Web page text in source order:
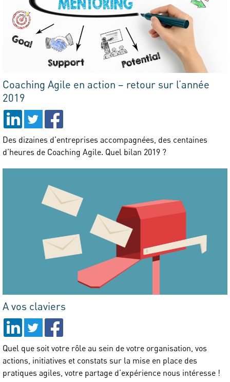
Coaching Agile en action – retour sur l’année
2019
Des dizaines d’entreprises accompagnées, des centaines
d’heures de Coaching Agile. Quel bilan 2019 ?
A vos claviers
Quel que soit votre rôle au sein de votre organisation, vos
actions, initiatives et constats sur la mise en place des
pratiques agiles, votre partage d’expérience nous intéresse !